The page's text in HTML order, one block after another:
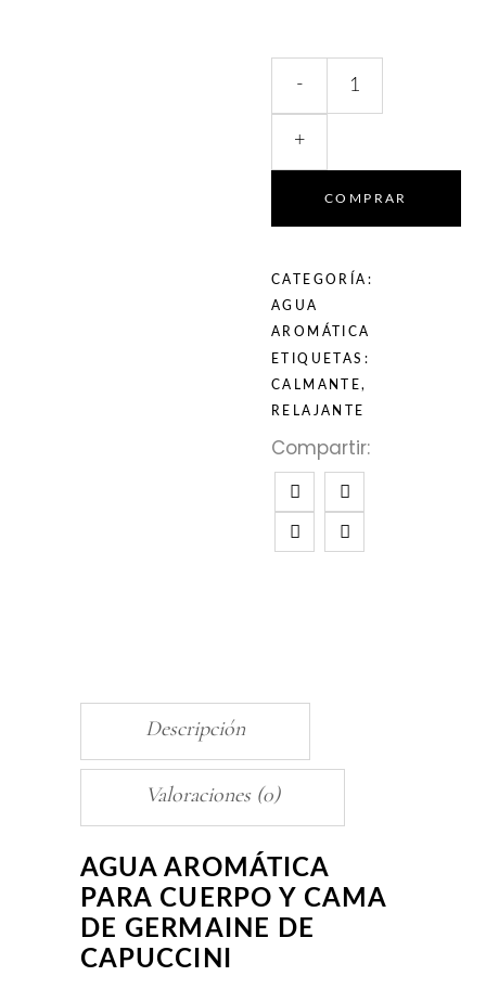
-
+
COMPRAR
CATEGORÍA:
AGUA
AROMÁTICA
ETIQUETAS:
CALMANTE,
RELAJANTE
Compartir:
Descripción
Valoraciones (0)
AGUA AROMÁTICA
PARA CUERPO Y CAMA
DE GERMAINE DE
CAPUCCINI